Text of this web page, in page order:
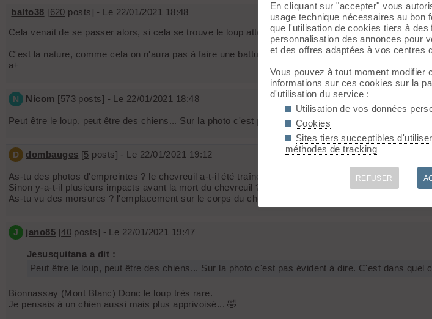
balto38 [620 posts] - Le 22/01/2021 18:48
Cela venait de se passer alors, si cela se trouve le loup attendait ton départ pour manger un peu
C'est la nature, comme cela on n'aura pas à faire une battue pour réduire le nombre de chevreuil. 😉
a+
N Nicom [573posts] - Le 22/01/2021 18:48
Peut être le loup, peut être des chiens... Sur la photo c'est pas évident à dire. C'est dans quel coin?
D dombauges [5 posts] - Le 22/01/2021 19:12
As-tu des photos d'empreintes ? le chevreuil a-t-il été traîné ?
Sinon y-a-t-il plusieurs impacts avant la mort du chevreuil ?
As-tu vu des morsures ? l'emplacement sur le corps du chevreuil est important pour définir le
J jano85 [40posts] - Le 22/01/2021 19:47
Jesusquitana a dit :
Peut être le loup, peut être des chiens... Sur la photo c'est pas évident à dire. C'est dans quel
Bionnassay (Mont Blanc) Donc le loup très rare.
Je pensais à un chien aussi mais plus apprivoisé... 🤣
En cliquant sur "accepter" vous
usage technique nécessaires au bon
que l'utilisation de cookies tiers à des
personnalisation des annonces pour
et des offres adaptées à vos centres
Vous pouvez à tout moment modifier
informations sur ces cookies sur la
d'utilisation du service :
Utilisation de vos données
Cookies
Sites tiers succeptibles
méthodes de tracking
REFUSER